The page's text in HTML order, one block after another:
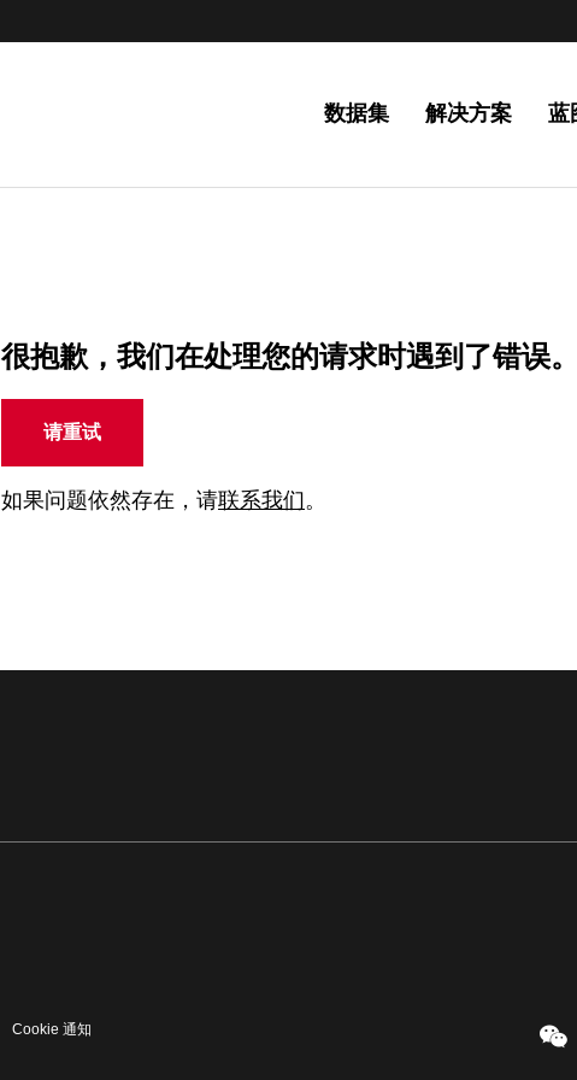
数据集 解决方案 蓝
很抱歉，我们在处理您的请求时遇到了错误。
请重试
如果问题依然存在，请联系我们 。
Cookie 通知